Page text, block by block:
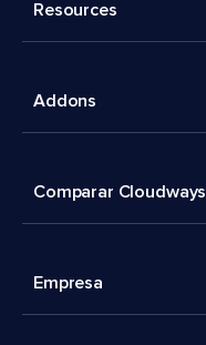
Resources
Addons
Comparar Cloudways
Empresa